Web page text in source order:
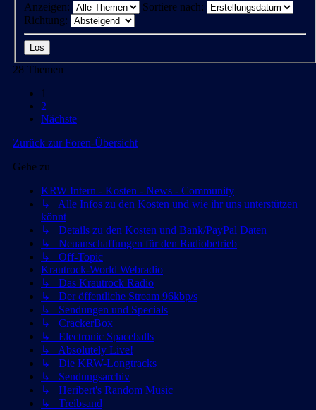
Anzeigen:
Sortiere nach:
Richtung:
28 Themen
1
2
Nächste
Zurück zur Foren-Übersicht
Gehe zu
KRW Intern - Kosten - News - Community
↳ Alle Infos zu den Kosten und wie ihr uns unterstützen
könnt
↳ Details zu den Kosten und Bank/PayPal Daten
↳ Neuanschaffungen für den Radiobetrieb
↳ Off-Topic
Krautrock-World Webradio
↳ Das Krautrock Radio
↳ Der öffentliche Stream 96kbp/s
↳ Sendungen und Specials
↳ CrackerBox
↳ Electronic Spaceballs
↳ Absolutely Live!
↳ Die KRW-Longtracks
↳ Sendungsarchiv
↳ Heribert's Random Music
↳ Treibsand